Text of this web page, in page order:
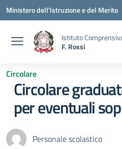
Vai ai contenuti
Vai al menu di navigazione
Vai al footer
Ministero dell'Istruzione e del Merito
Istituto
F. Rossi
Circolare
Circolare
per eventuali
Personale scolastico